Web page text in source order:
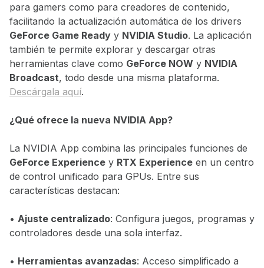
para gamers como para creadores de contenido,
facilitando la actualización automática de los drivers
GeForce Game Ready y NVIDIA Studio. La aplicación
también te permite explorar y descargar otras
herramientas clave como GeForce NOW y NVIDIA
Broadcast, todo desde una misma plataforma.
Descárgala aquí.
¿Qué ofrece la nueva NVIDIA App?
La NVIDIA App combina las principales funciones de
GeForce Experience y RTX Experience en un centro
de control unificado para GPUs. Entre sus
características destacan:
• Ajuste centralizado: Configura juegos, programas y
controladores desde una sola interfaz.
• Herramientas avanzadas: Acceso simplificado a